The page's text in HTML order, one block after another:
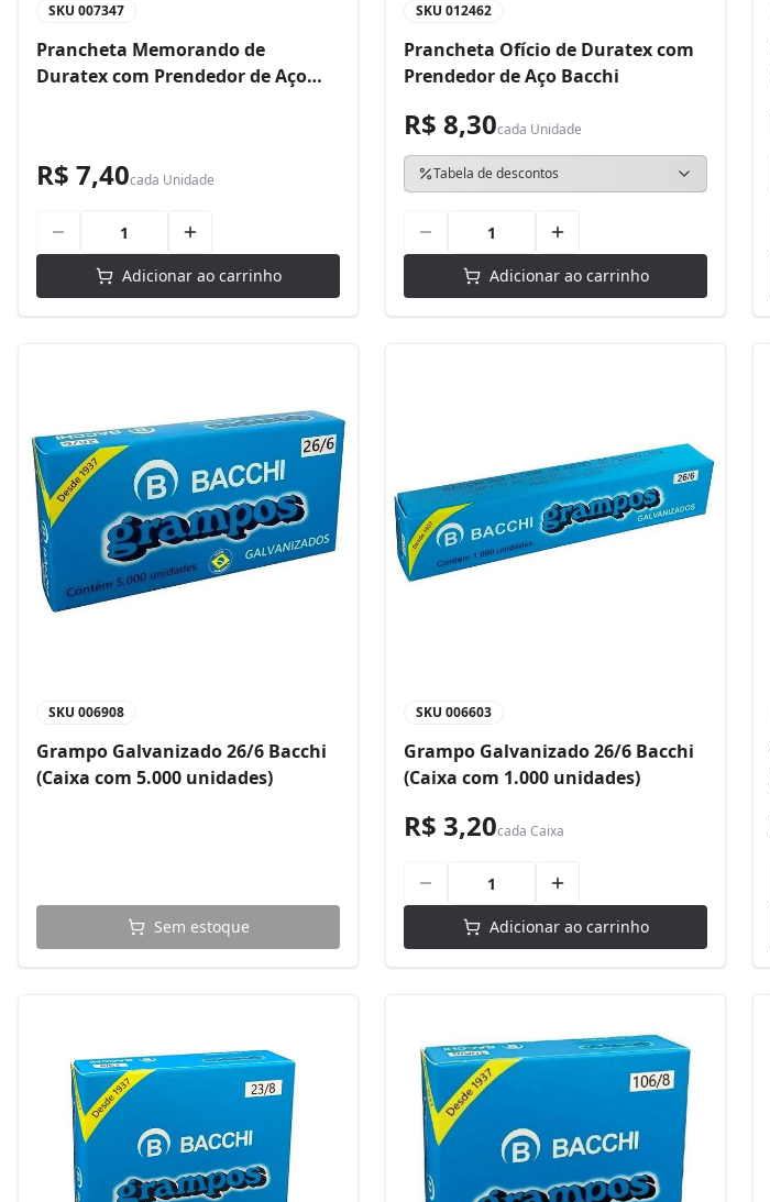
SKU 007347
Prancheta Memorando de
Duratex com Prendedor de Aço
R$ 7,40cada Unidade
Adicionar ao carrinho
SKU 012462
Prancheta Ofício de Duratex com
Prendedor de Aço Bacchi
R$ 8,30cada Unidade
Tabela de descontos
Adicionar ao carrinho
SKU 006908
Grampo Galvanizado 26/6 Bacchi
(Caixa com 5.000 unidades)
Sem estoque
SKU 006603
Grampo Galvanizado 26/6 Bacchi
(Caixa com 1.000 unidades)
R$ 3,20cada Caixa
Adicionar ao carrinho